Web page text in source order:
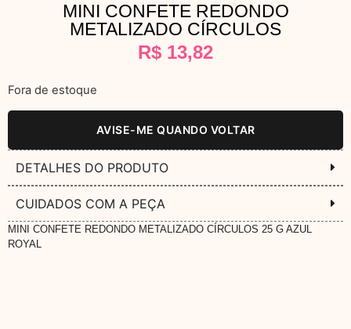
MINI CONFETE REDONDO
METALIZADO CÍRCULOS
R$ 13,82
Fora de estoque
AVISE-ME QUANDO VOLTAR
DETALHES DO PRODUTO
CUIDADOS COM A PEÇA
MINI CONFETE REDONDO METALIZADO CÍRCULOS 25 G AZUL
ROYAL